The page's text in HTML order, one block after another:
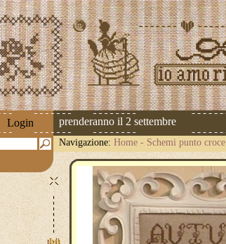
Login riprenderanno il 2 settembre
Navigazione: Home - Schemi punto croce